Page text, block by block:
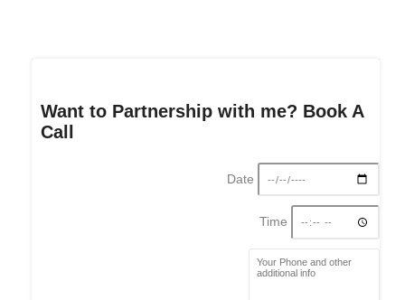
Want to Partnership with me? Book A
Call
Date
Time